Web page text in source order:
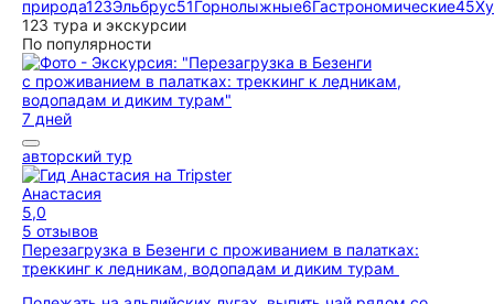
природа123Эльбрус51Горнолыжные6Гастрономические45
123 тура и экскурсии
По популярности
7 дней
авторский тур
Анастасия
5,0
5 отзывов
Перезагрузка в Безенги с проживанием в палатках:
треккинг к ледникам, водопадам и диким турам